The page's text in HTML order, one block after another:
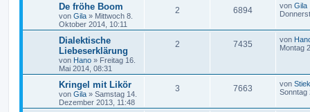
De fröhe Boom
von Gila » Mittwoch 8.
Oktober 2014, 10:11
2 6894 von Gila
Dialektische
Liebeserklärung
von Hano » Freitag 16.
Mai 2014, 08:31
2 7435 von
Montag
Kringel mit Likör
von Gila » Samstag 14.
Dezember 2013, 11:48
3 7663 von
Sonntag